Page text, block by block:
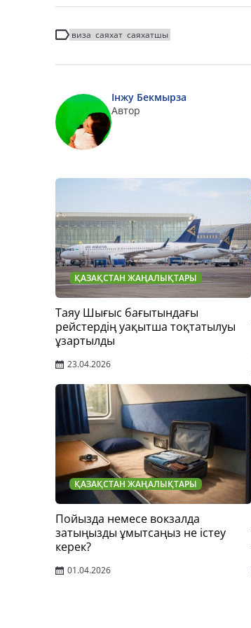
виза саяхат саяхатшы
Інжу Бекмырза
Автор
ҚАЗАҚСТАН ЖАҢАЛЫҚТАРЫ
Таяу Шығыс бағытындағы
рейстердің уақытша тоқтатылуы
ұзартылды
23.04.2026
ҚАЗАҚСТАН ЖАҢАЛЫҚТАРЫ
Пойызда немесе вокзалда
затыңызды ұмытсаңыз не істеу
керек?
01.04.2026